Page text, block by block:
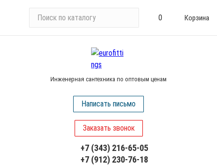
и
0 Корзина
Инженерная сантехника по оптовым ценам
Написать письмо
Заказать звонок
+7 (343) 216-65-05
+7 (912) 230-76-18